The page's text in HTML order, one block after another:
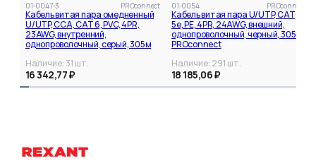
01-0047-3 PROconnect
Кабель витая пара омедненный
U/UTP, CCA, CAT 6, PVC, 4PR,
23AWG, внутренний,
однопроволочный, серый, 305м
Наличие: 31 шт.
16 342,77 ₽
01-0054 PROconnect
Кабель витая пара U/UTP, CAT
5e, PE, 4PR, 24AWG, внешний,
однопроволочный, черный, 305м
PROconnect
Наличие: 291 шт.
18 185,06 ₽